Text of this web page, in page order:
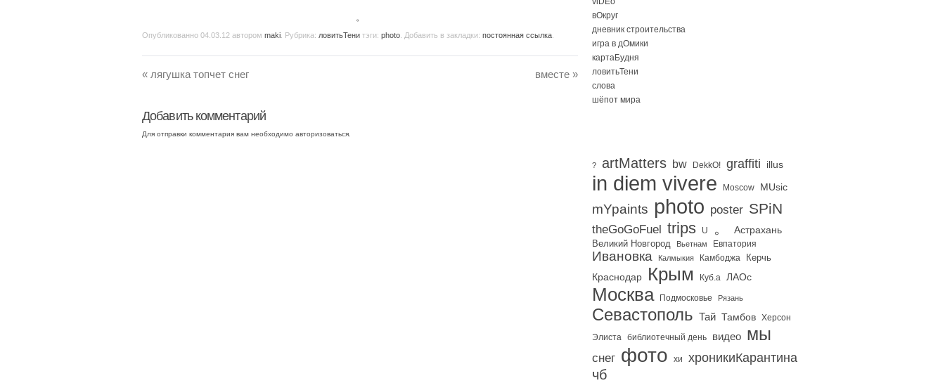
。
Опубликованно 04.03.12 автором maki . Рубрика: ловитьТени тэги: photo . Добавить в закладки: постоянная ссылка
« лягушка топчет снег вместе »
Добавить комментарий
Для отправки комментария вам необходимо авторизоваться
вОкруг
дневник строительства
игра в дОмики
картаБудня
ловитьТени
слова
шёпот мира
? artMatters bw DekkO! graffiti illus
in diem vivere Moscow MUsic
mYpaints photo poster SPiN
theGoGoFuel trips U 。 Астрахань
Великий Новгород Вьетнам Евпатория
Ивановка Калмыкия Камбоджа Керчь
Краснодар Крым Куб.а ЛАОс
Москва Подмосковье Рязань
Севастополь Тай Тамбов Херсон
Элиста библиотечный день видео мы
снег фото хи хроникиКарантина
чб